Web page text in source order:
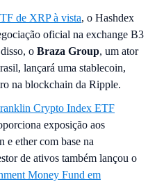
de XRP à vista, o Hashdex
oficial na exchange B3
o Braza Group, um ator
lançará uma stablecoin,
na blockchain da Ripple.
Crypto Index ETF
exposição aos
e ether com base na
de ativos também lançou o
Money Fund em